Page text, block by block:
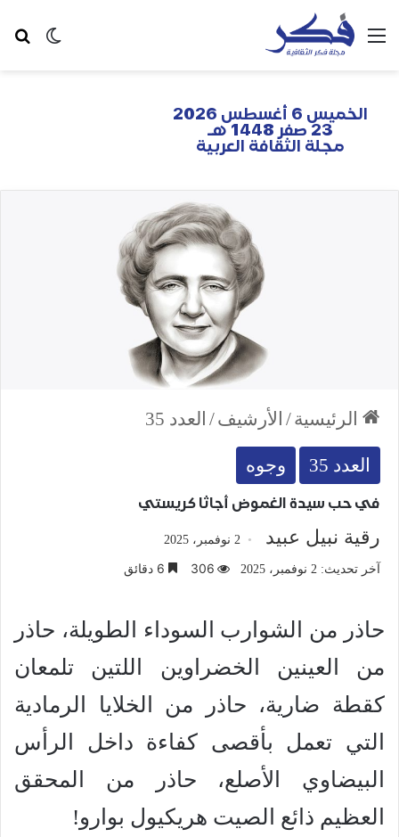
الخميس 6 أغسطس 2026
23 صفر 1448 هـ
مجلة الثقافة العربية
الرئيسية/ الأرشيف/ العدد 35
العدد 35 وجوه
في حب سيدة الغموض أجاثا كريستي
رقية نبيل عبيد 2 نوفمبر، 2025
آخر تحديث: 2 نوفمبر، 2025 306
حاذر من الشوارب السوداء الطويلة، حاذر
من العينين الخضراوين اللتين تلمعان
كقطة ضارية، حاذر من الخلايا الرمادية
التي تعمل بأقصى كفاءة داخل الرأس
البيضاوي الأصلع، حاذر من المحقق
العظيم ذائع الصيت هريكيول بوارو!